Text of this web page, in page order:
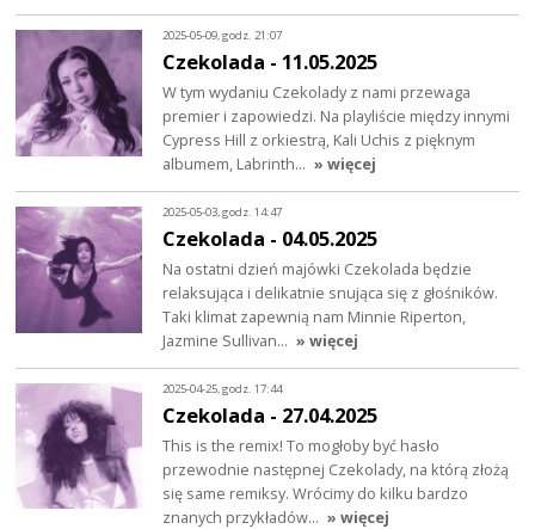
2025-05-09, godz. 21:07
Czekolada - 11.05.2025
W tym wydaniu Czekolady z nami przewaga
premier i zapowiedzi. Na playliście między innymi
Cypress Hill z orkiestrą, Kali Uchis z pięknym
albumem, Labrinth… » więcej
2025-05-03, godz. 14:47
Czekolada - 04.05.2025
Na ostatni dzień majówki Czekolada będzie
relaksująca i delikatnie snująca się z głośników.
Taki klimat zapewnią nam Minnie Riperton,
Jazmine Sullivan… » więcej
2025-04-25, godz. 17:44
Czekolada - 27.04.2025
This is the remix! To mogłoby być hasło
przewodnie następnej Czekolady, na którą złożą
się same remiksy. Wrócimy do kilku bardzo
znanych przykładów… » więcej